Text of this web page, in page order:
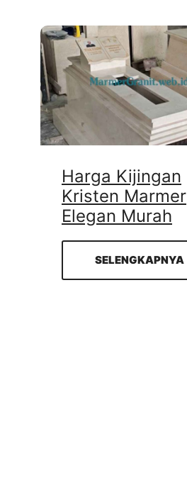
Harga Kijingan
Kristen Marmer
Elegan Murah
SELENGKAPNYA